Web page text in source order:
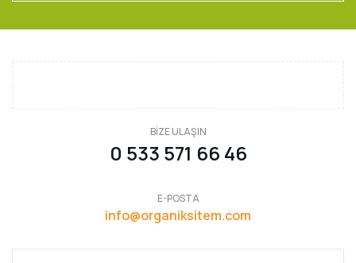
BİZE ULAŞIN
0 533 571 66 46
E-POSTA
info@organiksitem.com